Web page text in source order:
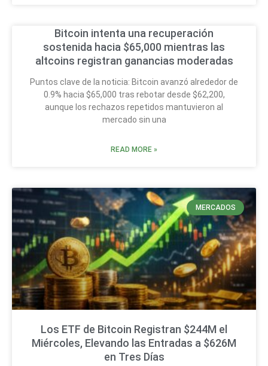
Bitcoin intenta una recuperación
sostenida hacia $65,000 mientras las
altcoins registran ganancias moderadas
Puntos clave de la noticia: Bitcoin avanzó alrededor de
0.9% hacia $65,000 tras rebotar desde $62,200,
aunque los rechazos repetidos mantuvieron al
mercado sin una
READ MORE »
MERCADOS
Los ETF de Bitcoin Registran $244M el
Miércoles, Elevando las Entradas a $626M
en Tres Días